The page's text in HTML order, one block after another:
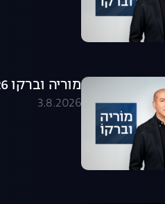
מוריה וברקו 03.08.26 - התכנית המלאה
3.8.2026